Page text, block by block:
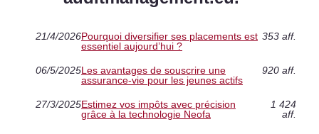
21/4/2026Pourquoi diversifier ses placements est
essentiel aujourd’hui ?
353 aff.
06/5/2025Les avantages de souscrire une
assurance-vie pour les jeunes actifs
920 aff.
27/3/2025Estimez vos impôts avec précision
grâce à la technologie Neofa
1 424
aff.